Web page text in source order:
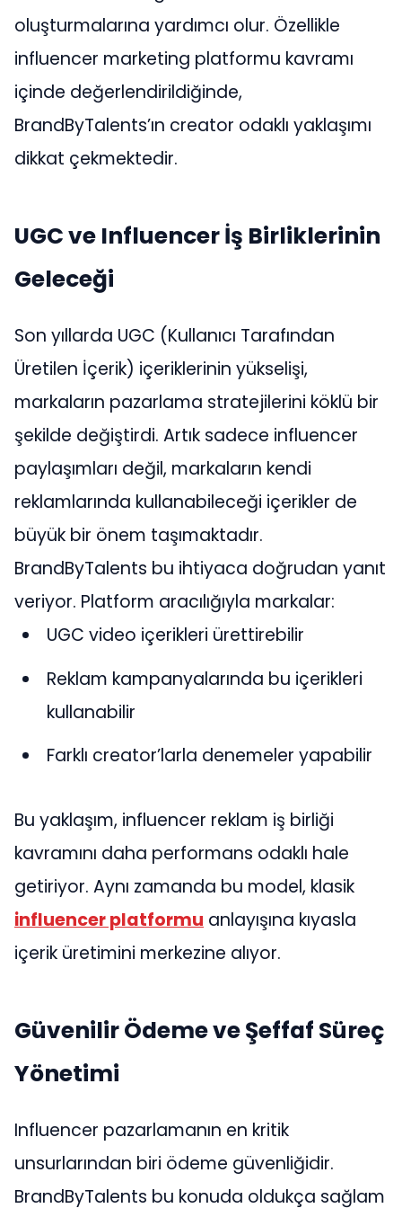
oluşturmalarına yardımcı olur. Özellikle
influencer marketing platformu kavramı
içinde değerlendirildiğinde,
BrandByTalents’ın creator odaklı yaklaşımı
dikkat çekmektedir.
UGC ve Influencer İş Birliklerinin
Geleceği
Son yıllarda UGC (Kullanıcı Tarafından
Üretilen İçerik) içeriklerinin yükselişi,
markaların pazarlama stratejilerini köklü bir
şekilde değiştirdi. Artık sadece influencer
paylaşımları değil, markaların kendi
reklamlarında kullanabileceği içerikler de
büyük bir önem taşımaktadır.
BrandByTalents bu ihtiyaca doğrudan yanıt
veriyor. Platform aracılığıyla markalar:
UGC video içerikleri ürettirebilir
Reklam kampanyalarında bu içerikleri
kullanabilir
Farklı creator’larla denemeler yapabilir
Bu yaklaşım, influencer reklam iş birliği
kavramını daha performans odaklı hale
getiriyor. Aynı zamanda bu model, klasik
influencer platformu anlayışına kıyasla
içerik üretimini merkezine alıyor.
Güvenilir Ödeme ve Şeffaf Süreç
Yönetimi
Influencer pazarlamanın en kritik
unsurlarından biri ödeme güvenliğidir.
BrandByTalents bu konuda oldukça sağlam